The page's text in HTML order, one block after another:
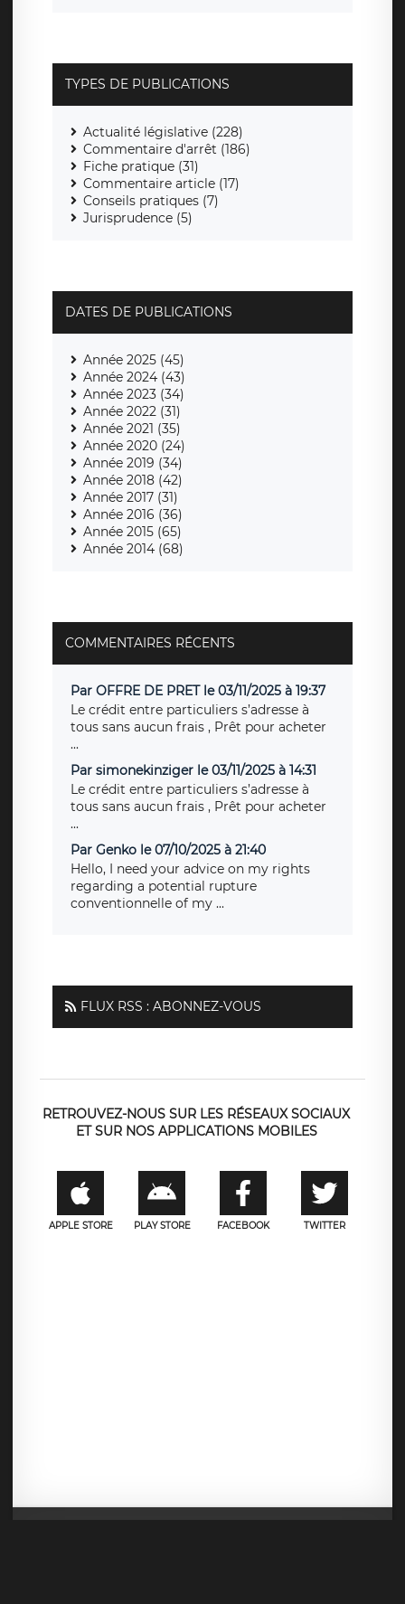
TYPES DE PUBLICATIONS
Actualité législative (228)
Commentaire d'arrêt (186)
Fiche pratique (31)
Commentaire article (17)
Conseils pratiques (7)
Jurisprudence (5)
DATES DE PUBLICATIONS
Année 2025 (45)
Année 2024 (43)
Année 2023 (34)
Année 2022 (31)
Année 2021 (35)
Année 2020 (24)
Année 2019 (34)
Année 2018 (42)
Année 2017 (31)
Année 2016 (36)
Année 2015 (65)
Année 2014 (68)
COMMENTAIRES RÉCENTS
Par OFFRE DE PRET le 03/11/2025 à 19:37
Le crédit entre particuliers s’adresse à
tous sans aucun frais , Prêt pour acheter
...
Par simonekinziger le 03/11/2025 à 14:31
Le crédit entre particuliers s’adresse à
tous sans aucun frais , Prêt pour acheter
...
Par Genko le 07/10/2025 à 21:40
Hello, I need your advice on my rights
regarding a potential rupture
conventionnelle of my ...
FLUX RSS : ABONNEZ-VOUS
RETROUVEZ-NOUS SUR LES RÉSEAUX SOCIAUX
ET SUR NOS APPLICATIONS MOBILES
APPLE STORE PLAY STORE FACEBOOK TWITTER